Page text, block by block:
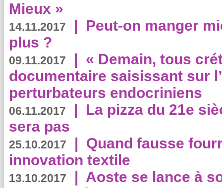
Mieux »
14.11.2017 | Peut-on manger
plus ?
09.11.2017 | « Demain, tous
documentaire saisissant sur
perturbateurs endocriniens
06.11.2017 | La pizza du 21e
sera pas
25.10.2017 | Quand fausse
innovation textile
13.10.2017 | Aoste se lance à